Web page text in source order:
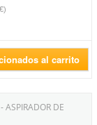
al carrito
DE